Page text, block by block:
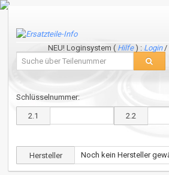
NEU! Loginsystem ( Hilfe) : Login/
Schlüsselnummer:
2.1 2.2
Hersteller